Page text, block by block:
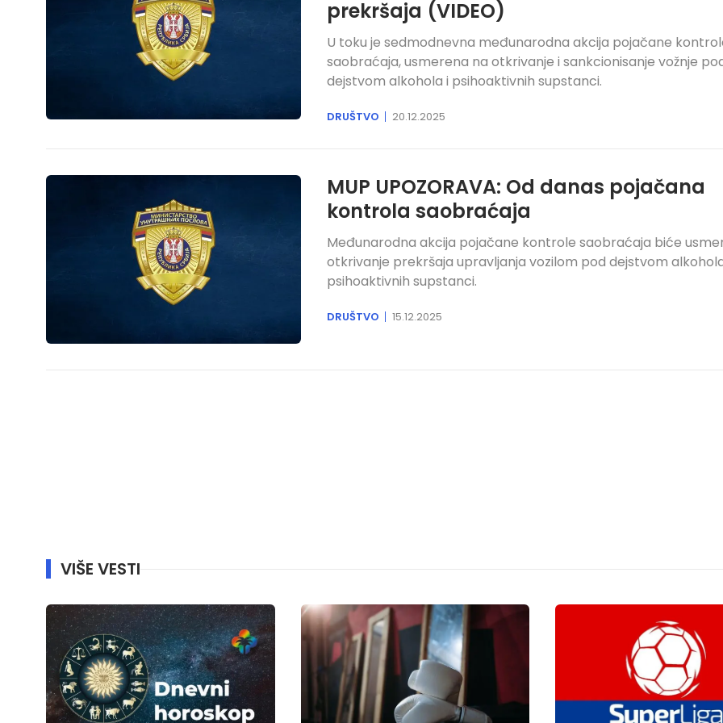
prekršaja (VIDEO)
U toku je sedmodnevna međunarodna akcija pojačane
saobraćaja, usmerena na otkrivanje i sankcionisanje vožnje
dejstvom alkohola i psihoaktivnih supstanci.
DRUŠTVO 20.12.2025
MUP UPOZORAVA: Od danas pojačana
kontrola saobraćaja
Međunarodna akcija pojačane kontrole saobraćaja biće
otkrivanje prekršaja upravljanja vozilom pod dejstvom
psihoaktivnih supstanci.
DRUŠTVO 15.12.2025
VIŠE VESTI